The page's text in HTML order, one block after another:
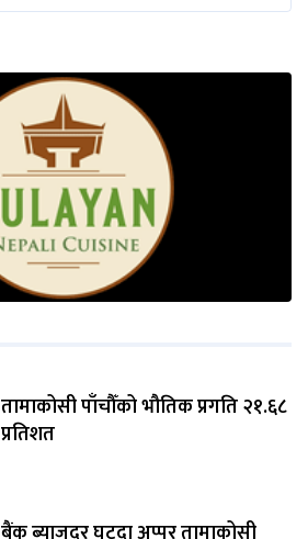
तामाकोसी पाँचौँको भौतिक प्रगति २१.६८
प्रतिशत